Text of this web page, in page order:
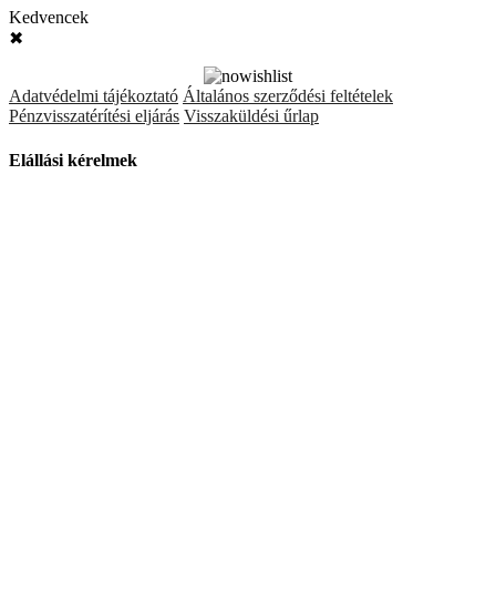
Kedvencek
✖
Adatvédelmi tájékoztató Általános szerződési feltételek
Pénzvisszatérítési eljárás Visszaküldési űrlap
Elállási kérelmek